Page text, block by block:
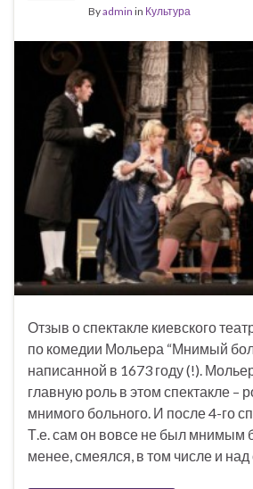
Byadmin in Культура
Отзыв о спектакле киевского
по комедии Мольера “Мнимый
написанной в 1673 году (!).
главную роль в этом спектакле –
мнимого больного. И после 4-го
Т.е. сам он вовсе не был мнимым
менее, смеялся, в том числе и